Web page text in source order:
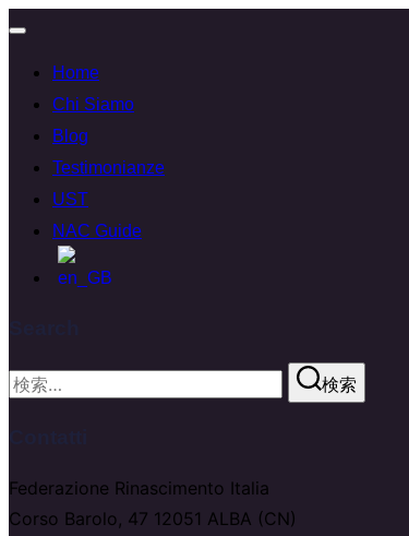
Home
Chi Siamo
Blog
Testimonianze
UST
NAC Guide
検索
Federazione Rinascimento Italia
Corso Barolo, 47 12051 ALBA (CN)